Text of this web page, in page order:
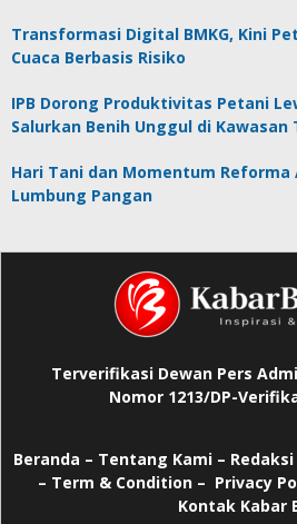
Transformasi Digital BMKG, Kini
Cuaca Berbasis Risiko
IPB Dorong Produktivitas Petani
Salurkan Benih Unggul di
Hari Tani dan Momentum
Lumbung Pangan
Terverifikasi Dewan Pers
Nomor 1213/DP-
Beranda – Tentang Kami – Redaksi
– Term & Condition – Privacy
Kontak Kabar